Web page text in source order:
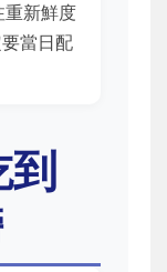
新鮮度
當日配